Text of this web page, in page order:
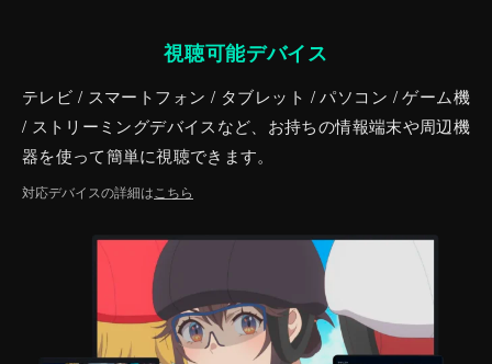
視聴可能デバイス
テレビ / スマートフォン / タブレット / パソコン / ゲーム機
/ ストリーミングデバイスなど、お持ちの情報端末や周辺機
器を使って簡単に視聴できます。
対応デバイスの詳細は こちら